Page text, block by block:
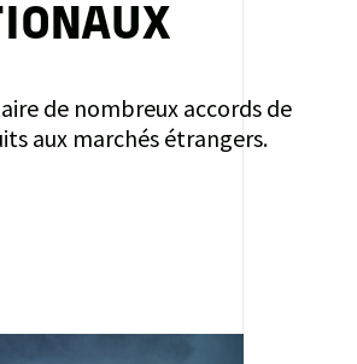
de nombreux accords de
aux marchés étrangers.